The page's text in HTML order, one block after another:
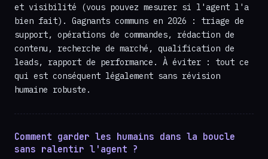
et visibilité (vous pouvez mesurer si l'agent l'a
bien fait). Gagnants communs en 2026 : triage de
support, opérations de commandes, rédaction de
contenu, recherche de marché, qualification de
leads, rapport de performance. À éviter : tout ce
qui est conséquent légalement sans révision
humaine robuste.
Comment garder les humains dans la boucle
sans ralentir l'agent ?